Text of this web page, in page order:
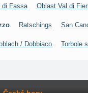
di Fassa Oblast Val di
Ratschings San
/ Dobbiaco Torbole